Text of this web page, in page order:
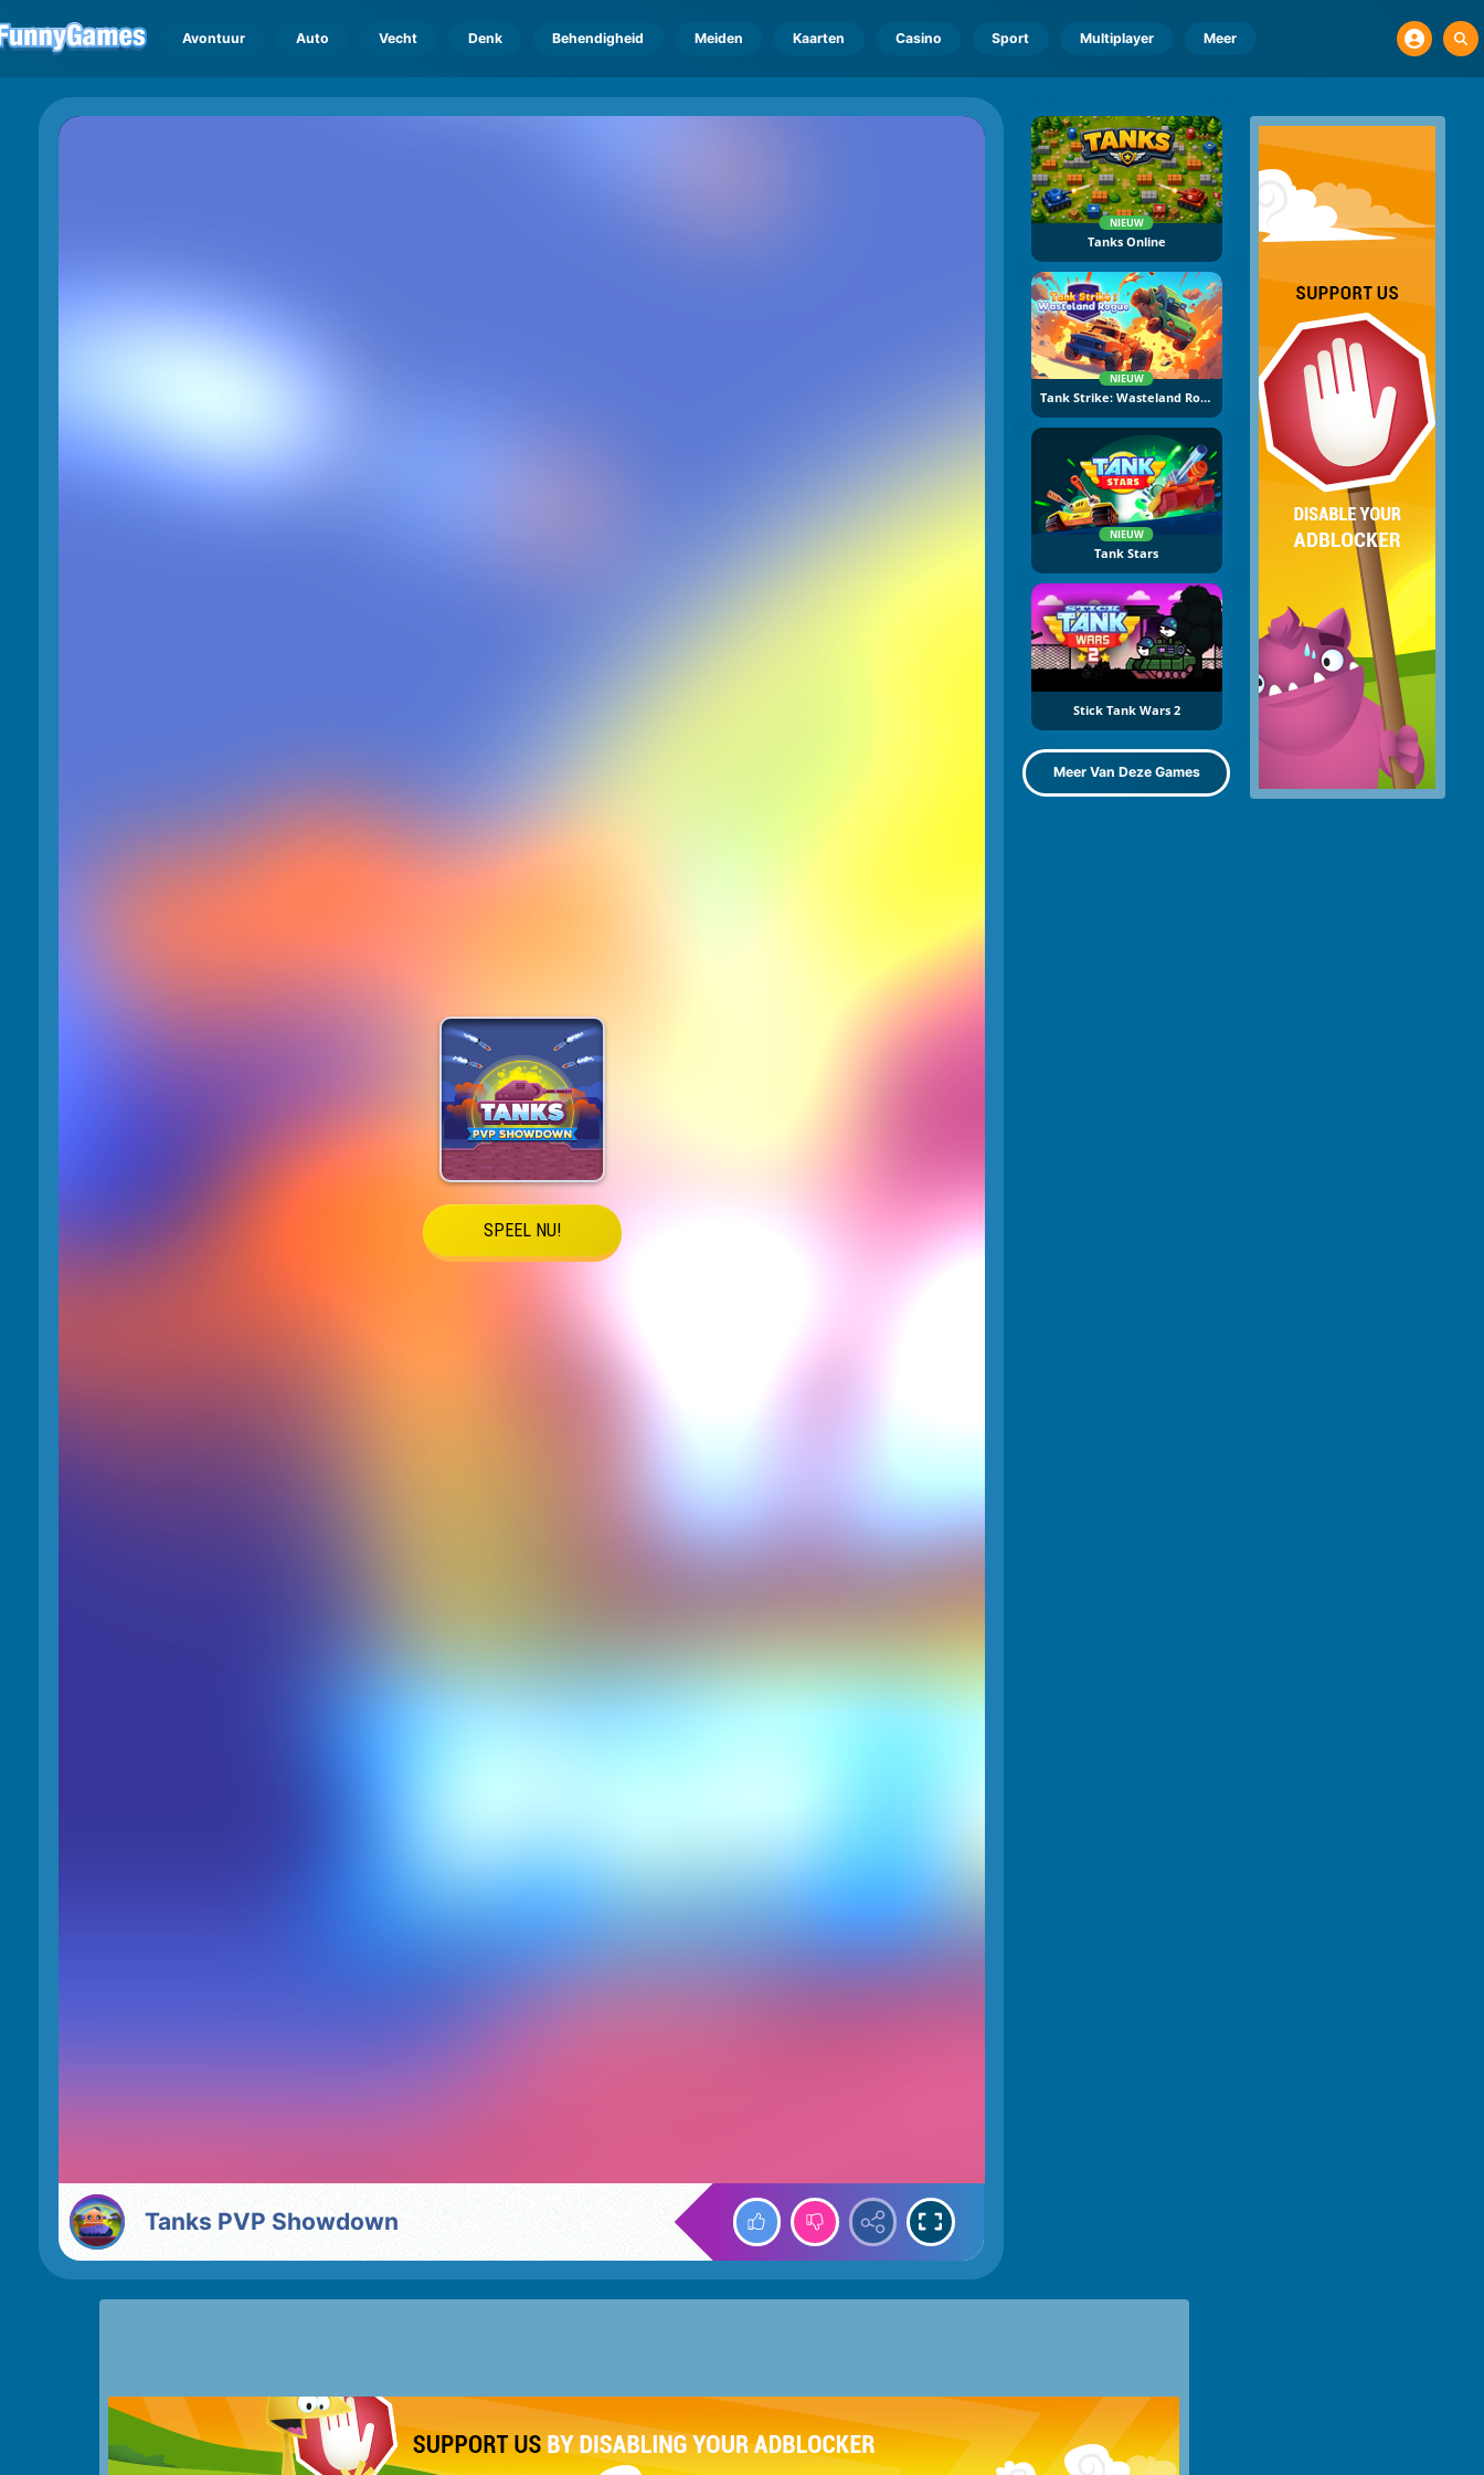
Avontuur Auto Vecht Denk Behendigheid Meiden Kaarten Casino Sport Multiplayer Meer
Tanks PVP Showdown
NIEUW
Tanks Online
NIEUW
Tank Strike: Wasteland Rogue
NIEUW
Tank Stars
Stick Tank Wars 2
Meer Van Deze Games